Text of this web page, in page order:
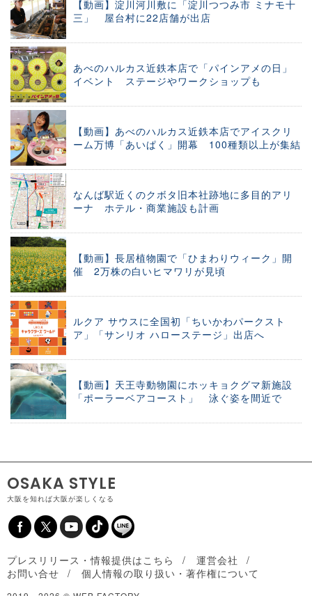
【動画】淀川河川敷に「淀川つつみ市 ミナモ十
三」 屋台村に22店舗が出店
あべのハルカス近鉄本店で「パインアメの日」
イベント ステージやワークショップも
【動画】あべのハルカス近鉄本店でアイスクリ
ーム万博「あいぱく」開幕 100種類以上が集結
なんば駅近くのクボタ旧本社跡地に多目的アリ
ーナ ホテル・商業施設も計画
【動画】長居植物園で「ひまわりウィーク」開
催 2万株の白いヒマワリが見頃
ルクア サウスに全国初「ちいかわパークスト
ア」「サンリオ ハローステージ」出店へ
【動画】天王寺動物園にホッキョクグマ新施設
「ポーラーベアコースト」 泳ぐ姿を間近で
OSAKA STYLE
大阪を知れば大阪が楽しくなる
プレスリリース・情報提供はこちら
運営会社
お問い合せ
個人情報の取り扱い・著作権について